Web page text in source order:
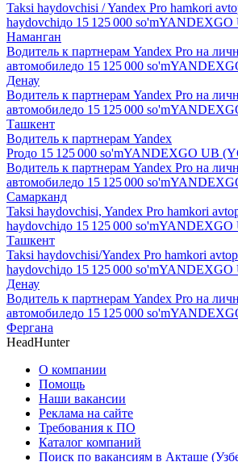
Taksi haydovchisi / Yandex Pro hamkori
haydovchiдо 15 125 000 so'mYANDEXGO
Наманган
Водитель к партнерам Yandex Pro на
автомобиледо 15 125 000 so'm
Денау
Водитель к партнерам Yandex Pro на
автомобиледо 15 125 000 so'm
Ташкент
Водитель к партнерам Yandex
Proдо 15 125 000 so'mYANDEXGO UB
Водитель к партнерам Yandex Pro на
автомобиледо 15 125 000 so'm
Самарканд
Taksi haydovchisi, Yandex Pro hamkori
haydovchiдо 15 125 000 so'mYANDEXGO
Ташкент
Taksi haydovchisi/Yandex Pro hamkori
haydovchiдо 15 125 000 so'mYANDEXGO
Денау
Водитель к партнерам Yandex Pro на
автомобиледо 15 125 000 so'm
Фергана
HeadHunter
О компании
Помощь
Наши вакансии
Реклама на сайте
Требования к ПО
Каталог компаний
Поиск по вакансиям в Акташе